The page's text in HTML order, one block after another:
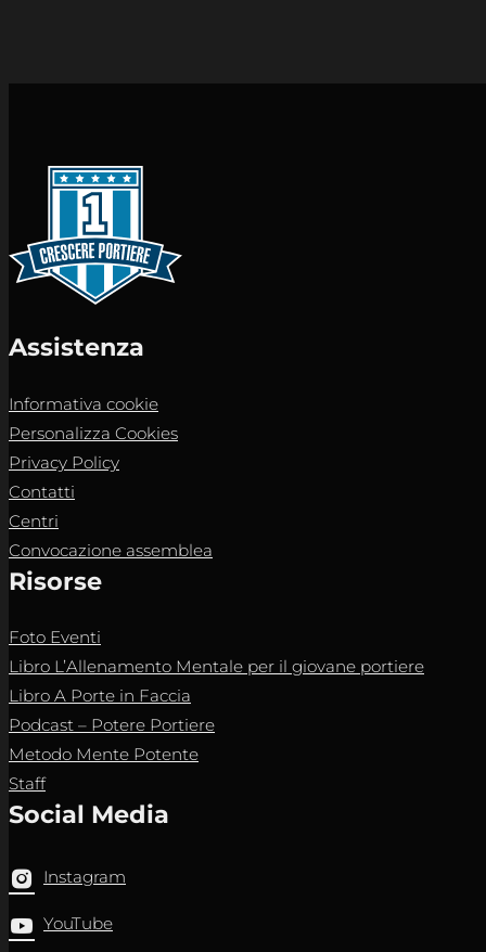
Assistenza
Informativa cookie
Personalizza Cookies
Privacy Policy
Contatti
Centri
Convocazione assemblea
Risorse
Foto Eventi
Libro L’Allenamento Mentale per il giovane portiere
Libro A Porte in Faccia
Podcast – Potere Portiere
Metodo Mente Potente
Staff
Social Media
Instagram
YouTube